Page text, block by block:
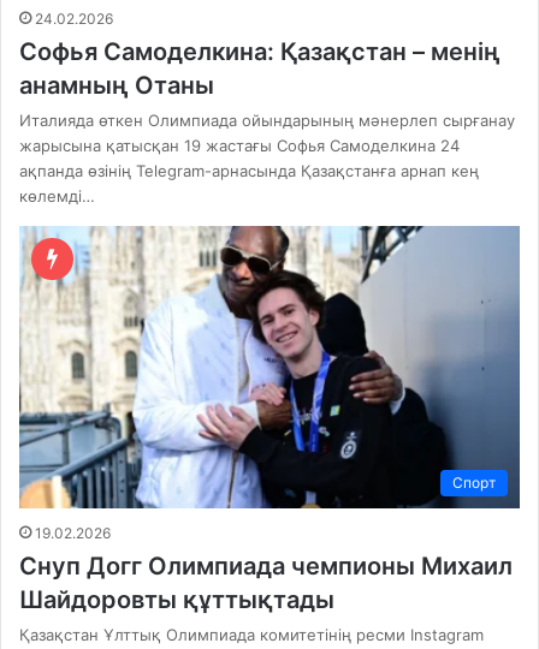
24.02.2026
Софья Самоделкина: Қазақстан – менің
анамның Отаны
Италияда өткен Олимпиада ойындарының мәнерлеп сырғанау
жарысына қатысқан 19 жастағы Софья Самоделкина 24
ақпанда өзінің Telegram-арнасында Қазақстанға арнап кең
көлемді…
Спорт
19.02.2026
Снуп Догг Олимпиада чемпионы Михаил
Шайдоровты құттықтады
Қазақстан Ұлттық Олимпиада комитетінің ресми Instagram